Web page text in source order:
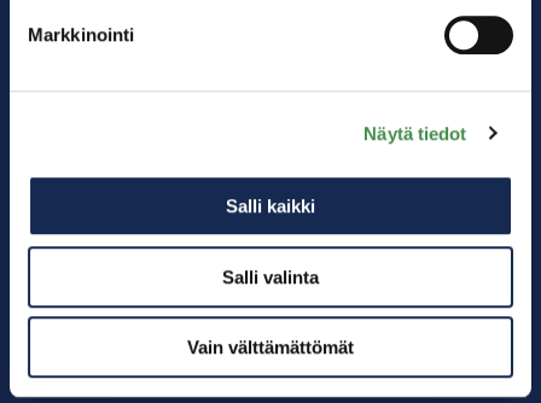
Markkinointi
Näytä tiedot
Salli kaikki
Salli valinta
Vain välttämättömät
Kärkitoimialat